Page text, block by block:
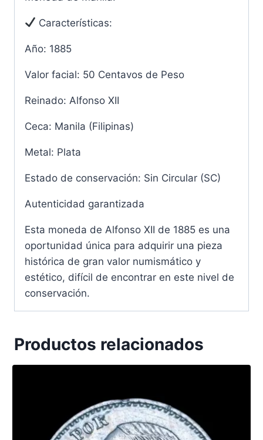
Características:
Año: 1885
Valor facial: 50 Centavos de Peso
Reinado: Alfonso XII
Ceca: Manila (Filipinas)
Metal: Plata
Estado de conservación: Sin Circular (SC)
Autenticidad garantizada
Esta moneda de Alfonso XII de 1885 es una
oportunidad única para adquirir una pieza
histórica de gran valor numismático y
estético, difícil de encontrar en este nivel de
conservación.
Productos relacionados